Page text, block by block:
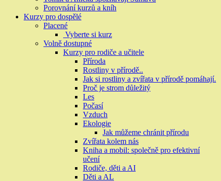
Porovnání kurzů a kníh
Kurzy pro dospělé
Placené
Vyberte si kurz
Volně dostupné
Kurzy pro rodiče a učitele
Příroda
Rostliny v přírodě..
Jak si rostliny a zvířata v přírodě pomáhají.
Proč je strom důležitý
Les
Počasí
Vzduch
Ekologie
Jak můžeme chránit přírodu
Zvířata kolem nás
Kniha a mobil: společně pro efektivní
učení
Rodiče, děti a AI
Děti a AL